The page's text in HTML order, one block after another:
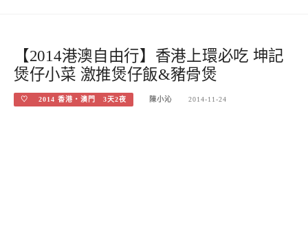
【2014港澳自由行】香港上環必吃 坤記
煲仔小菜 激推煲仔飯&豬骨煲
♡ 2014 香港‧澳門 3天2夜 陳小沁 2014-11-24